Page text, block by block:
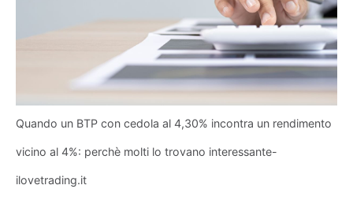
Quando un BTP con cedola al 4,30% incontra un rendimento
vicino al 4%: perchè molti lo trovano interessante-
ilovetrading.it